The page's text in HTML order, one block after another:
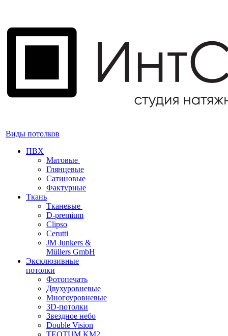
Виды потолков
ПВХ
Матовые
Глянцевые
Сатиновые
Фактурные
Ткань
Тканевые
D-premium
Clipso
Cerutti
JM Junkers &
Müllers GmbH
Эксклюзивные
потолки
Фотопечать
Двухуровневые
Многоуровневые
3D-потолки
Звездное небо
Double Vision
TEQTUM KM2